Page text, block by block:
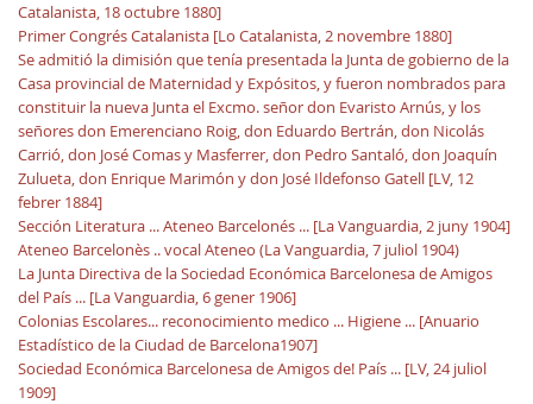
Catalanista, 18 octubre 1880]
Primer Congrés Catalanista [Lo Catalanista, 2 novembre 1880]
Se admitió la dimisión que tenía presentada la Junta de gobierno de la
Casa provincial de Maternidad y Expósitos, y fueron nombrados para
constituir la nueva Junta el Excmo. señor don Evaristo Arnús, y los
señores don Emerenciano Roig, don Eduardo Bertrán, don Nicolás
Carrió, don José Comas y Masferrer, don Pedro Santaló, don Joaquín
Zulueta, don Enrique Marimón y don José Ildefonso Gatell [LV, 12
febrer 1884]
Sección Literatura ... Ateneo Barcelonés ... [La Vanguardia, 2 juny 1904]
Ateneo Barcelonès .. vocal Ateneo (La Vanguardia, 7 juliol 1904)
La Junta Directiva de la Sociedad Económica Barcelonesa de Amigos
del País ... [La Vanguardia, 6 gener 1906]
Colonias Escolares... reconocimiento medico ... Higiene ... [Anuario
Estadístico de la Ciudad de Barcelona1907]
Sociedad Económica Barcelonesa de Amigos de! País ... [LV, 24 juliol
1909]